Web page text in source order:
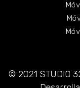
© 2021 STUDIO